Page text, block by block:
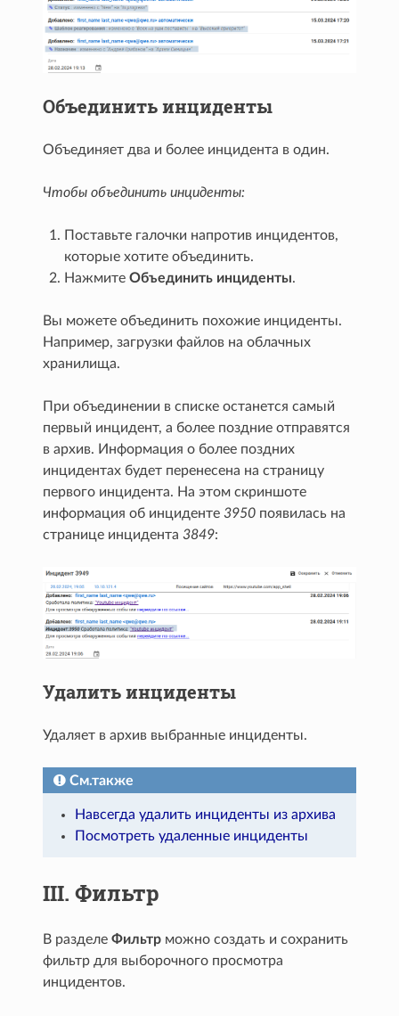
Объединить инциденты
Объединяет два и более инцидента в один.
Чтобы объединить инциденты:
Поставьте галочки напротив инцидентов,
которые хотите объединить.
НажмитеОбъединить инциденты.
Вы можете объединить похожие инциденты.
Например, загрузки файлов на облачных
хранилища.
При объединении в списке останется самый
первый инцидент, а более поздние отправятся
в архив. Информация о более поздних
инцидентах будет перенесена на страницу
первого инцидента. На этом скриншоте
информация об инциденте3950 появилась на
странице инцидента3849:
Удалить инциденты
Удаляет в архив выбранные инциденты.
См.также
Навсегда удалить инциденты из архива
Посмотреть удаленные инциденты
III. Фильтр
В разделеФильтр можно создать и сохранить
фильтр для выборочного просмотра
инцидентов.